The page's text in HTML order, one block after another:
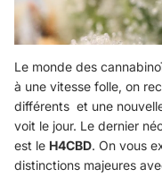
Le monde des
à une vitesse folle, on
différents et une
voit le jour. Le dernier
est le H4CBD. On vous
distinctions majeures